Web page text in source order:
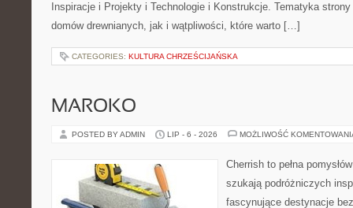
Inspiracje i Projekty i Technologie i Konstrukcje. Tematyka
domów drewnianych, jak i wątpliwości, które warto […]
CATEGORIES: KULTURA CHRZEŚCIJAŃSKA
MAROKO
POSTED BY ADMIN LIP - 6 - 2026 MOŻLIWOŚĆ
Cherrish to pełna
szukają podróżniczych
fascynujące destynacje